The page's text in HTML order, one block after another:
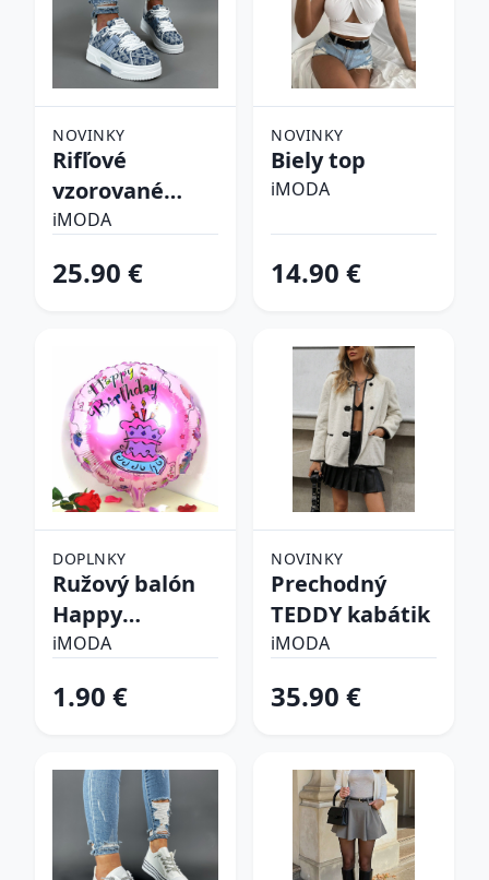
NOVINKY
Rifľové
vzorované
tenisky
iMODA
25.90 €
NOVINKY
Biely top
iMODA
14.90 €
DOPLNKY
Ružový balón
Happy
birthday
iMODA
1.90 €
NOVINKY
Prechodný
TEDDY kabátik
iMODA
35.90 €